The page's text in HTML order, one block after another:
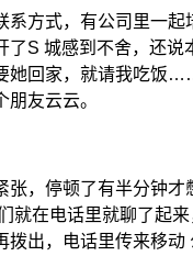
方式，有公司里一
S 城感到不舍，还说
她回家，就请我吃饭
友云云。
，停顿了有半分钟
在电话里就聊了起
出，电话里传来移